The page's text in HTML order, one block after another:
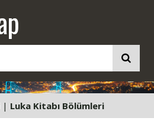
| Luka Kitabı Bölümleri